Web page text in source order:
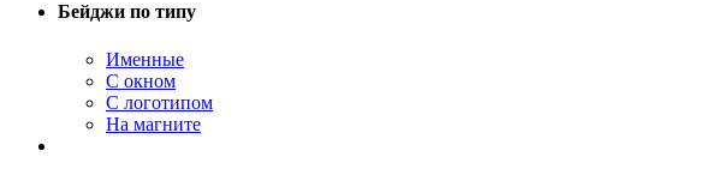
Бейджи по типу
Именные
С окном
С логотипом
На магните